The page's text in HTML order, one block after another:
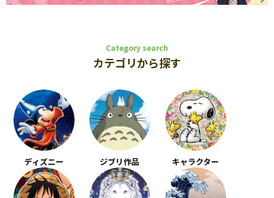
Category search
カテゴリから探す
ディズニー ジブリ作品 キャラクター